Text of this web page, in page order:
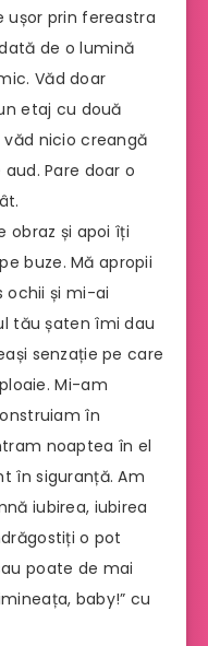
ușor prin fereastra
de o lumină
Văd doar
etaj cu două
nicio creangă
Pare doar o
obraz și apoi îți
buze. Mă apropii
ochii și mi-ai
tău șaten îmi dau
senzație pe care
Mi-am
în
noaptea în el
în siguranță. Am
iubirea, iubirea
o pot
poate de mai
baby!” cu